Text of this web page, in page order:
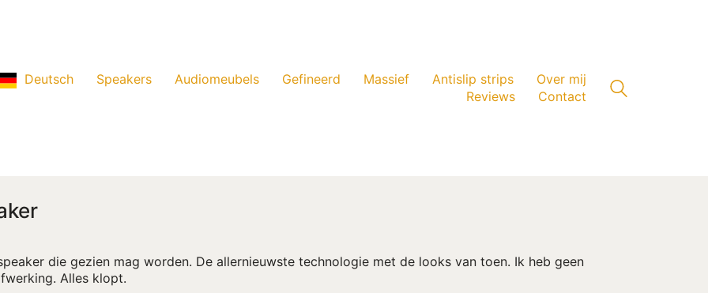
Deutsch Speakers Audiomeubels Gefineerd Massief Antislip strips
Over mij
Reviews
Contact
die gezien mag worden. De allernieuwste technologie met de looks van toen. Ik heb geen
Alles klopt.